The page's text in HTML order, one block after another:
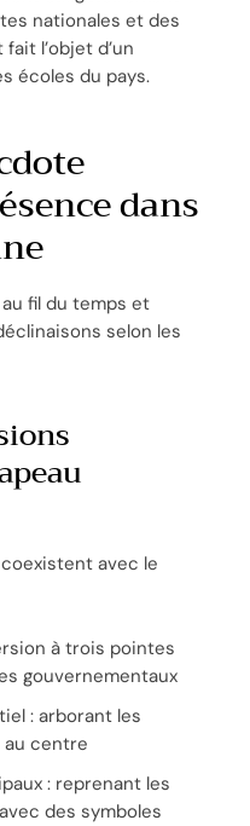
nationales et des
l’objet d’un
écoles du pays.
dans
fil du temps et
selon les
avec le
à trois pointes
gouvernementaux
: arborant les
au centre
: reprenant les
des symboles